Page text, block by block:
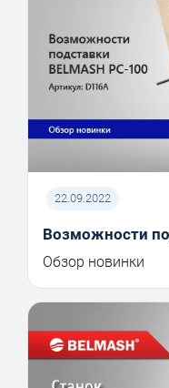
22.09.2022
Возможности
Обзор